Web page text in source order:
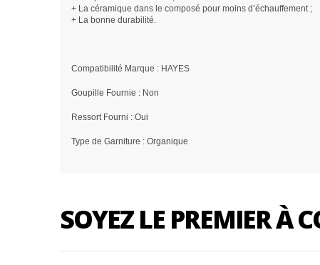
+ La céramique dans le composé pour moins d’échauffement ;
+ La bonne durabilité.
Compatibilité Marque : HAYES
Goupille Fournie : Non
Ressort Fourni : Oui
Type de Garniture : Organique
SOYEZ LE PREMIER À